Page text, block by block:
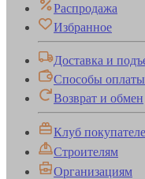
Распродажа
Избранное
Доставка и
Способы оплаты
Возврат и обмен
Клуб
Строителям
Организациям